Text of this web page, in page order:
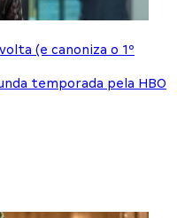
(e canoniza o 1º
temporada pela HBO